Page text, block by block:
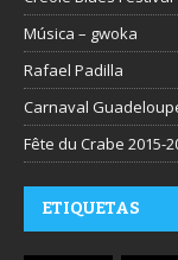
Música – gwoka
Rafael Padilla
Carnaval
Fête du Crabe 2015-
ETIQUETAS